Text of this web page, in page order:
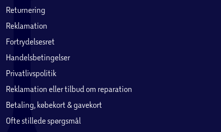
Returnering
Reklamation
Fortrydelsesret
Handelsbetingelser
Privatlivspolitik
Reklamation eller tilbud om reparation
Betaling, købekort & gavekort
Ofte stillede spørgsmål